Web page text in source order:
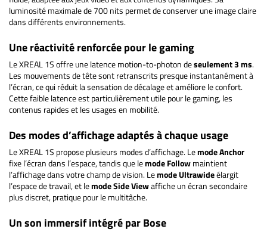
luminosité maximale de 700 nits permet de conserver une image claire
dans différents environnements.
Une réactivité renforcée pour le gaming
Le XREAL 1S offre une latence motion-to-photon deseulement 3 ms.
Les mouvements de tête sont retranscrits presque instantanément à
l’écran, ce qui réduit la sensation de décalage et améliore le confort.
Cette faible latence est particulièrement utile pour le gaming, les
contenus rapides et les usages en mobilité.
Des modes d’affichage adaptés à chaque usage
Le XREAL 1S propose plusieurs modes d’affichage. Lemode Anchor
fixe l’écran dans l’espace, tandis que lemode Followmaintient
l’affichage dans votre champ de vision. Lemode Ultrawideélargit
l’espace de travail, et lemode Side Viewaffiche un écran secondaire
plus discret, pratique pour le multitâche.
Un son immersif intégré par Bose